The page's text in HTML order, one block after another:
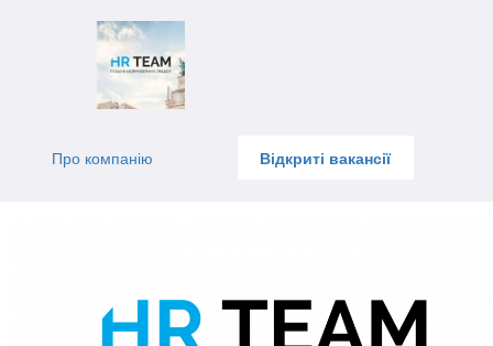
Про компанію Відкриті вакансії